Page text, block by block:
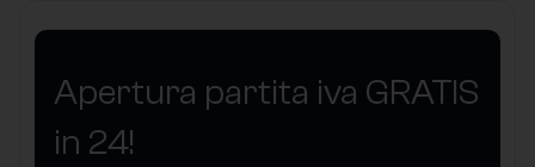
Apertura partita iva GRATIS
in 24!